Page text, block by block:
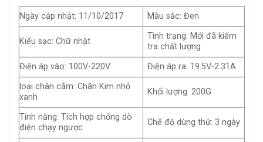
Ngày cập nhật: 11/10/2017 Màu sắc: Đen
Kiểu sạc: Chữ nhật
Tình trạng: Mới đã kiểm
tra chất lượng
Điện áp vào: 100V-220V
Điện áp ra: 19.5V-2.31A
loại chân cắm: Chân Kim nhỏ
xanh
Khối lượng: 200G
Tính năng: Tích hợp chống dò
điện chạy ngược
Chế độ dùng thử: 3 ngày